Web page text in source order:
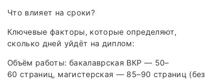
Что влияет на сроки?
Ключевые факторы, которые определяют,
сколько дней уйдёт на диплом:
Объём работы: бакалаврская ВКР — 50–
60 страниц, магистерская — 85–90 страниц (без